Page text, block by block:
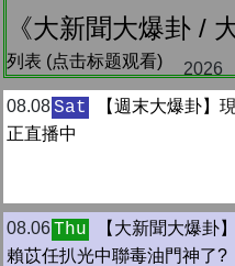
《大新聞大爆卦 /
列表 (点击标题观看)
2026
08.08Sat
【週末大爆卦】現
正直播中
08.06Thu
【大新聞大爆卦】
賴苡任扒光中聯毒油門神了?